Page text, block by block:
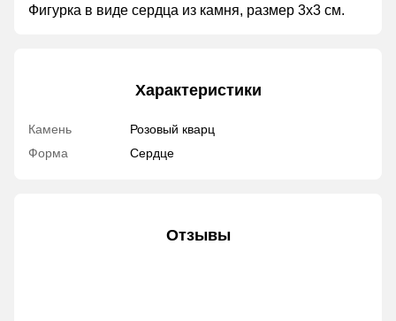
Фигурка в виде сердца из камня, размер 3х3 см.
Характеристики
Камень
Розовый кварц
Форма
Сердце
Отзывы